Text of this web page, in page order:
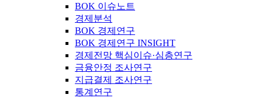
BOK 이슈노트
경제분석
BOK 경제연구
BOK 경제연구 INSIGHT
경제전망 핵심이슈·심층연구
금융안정 조사연구
지급결제 조사연구
통계연구